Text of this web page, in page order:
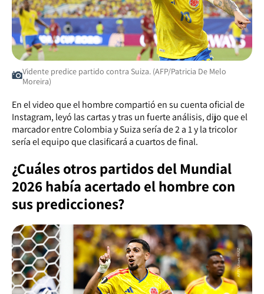
Vidente predice partido contra Suiza. (AFP/Patricia De Melo
Moreira)
En el video que el hombre compartió en su cuenta oficial de
Instagram, leyó las cartas y tras un fuerte análisis, dijo que el
marcador entre Colombia y Suiza sería de 2 a 1 y la tricolor
sería el equipo que clasificará a cuartos de final.
¿Cuáles otros partidos del Mundial
2026 había acertado el hombre con
sus predicciones?